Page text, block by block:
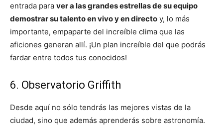
entrada para ver a las grandes estrellas de su equipo
demostrar su talento en vivo y en directo y, lo más
importante, empaparte del increíble clima que las
aficiones generan allí. ¡Un plan increíble del que podrás
fardar entre todos tus conocidos!
6. Observatorio Griffith
Desde aquí no sólo tendrás las mejores vistas de la
ciudad, sino que además aprenderás sobre astronomía.